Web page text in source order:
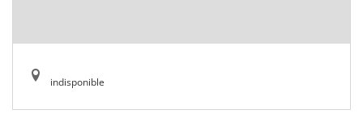
indisponible